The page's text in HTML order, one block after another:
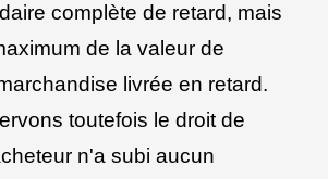
complète de retard, mais
de la valeur de
livrée en retard.
toutefois le droit de
n'a subi aucun